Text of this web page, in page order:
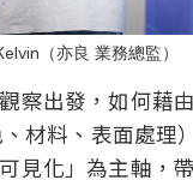
（亦良 業務總監）
察出發，如何藉
材料、表面處理
見化」為主軸，